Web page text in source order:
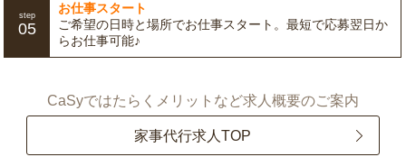
step
05
お仕事スタート
ご希望の日時と場所でお仕事スタート。最短で応募翌日か
らお仕事可能♪
CaSyではたらくメリットなど求人概要のご案内
家事代行求人TOP